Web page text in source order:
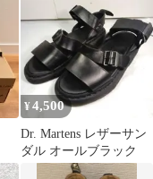
¥4,500
Dr. Martens レザーサン
ダル オールブラック